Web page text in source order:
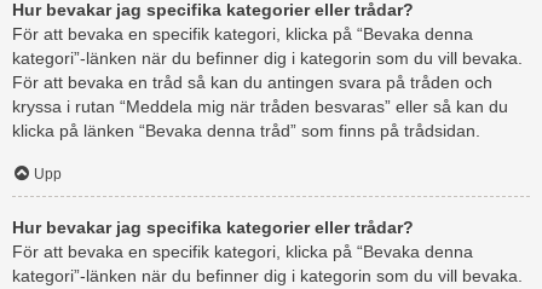
Hur bevakar jag specifika kategorier eller trådar?
För att bevaka en specifik kategori, klicka på “Bevaka denna
kategori”-länken när du befinner dig i kategorin som du vill bevaka.
För att bevaka en tråd så kan du antingen svara på tråden och
kryssa i rutan “Meddela mig när tråden besvaras” eller så kan du
klicka på länken “Bevaka denna tråd” som finns på trådsidan.
Upp
Hur bevakar jag specifika kategorier eller trådar?
För att bevaka en specifik kategori, klicka på “Bevaka denna
kategori”-länken när du befinner dig i kategorin som du vill bevaka.